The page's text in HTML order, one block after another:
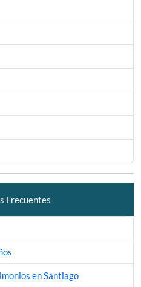
Frecuentes
en Santiago